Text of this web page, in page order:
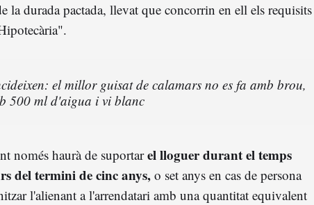
la durada pactada, llevat que concorrin en ell els requisits
el millor guisat de calamars no es fa amb brou,
500 ml d'aigua i vi blanc
només haurà de suportarel lloguerdurant el temps
del termini de cinc anys, o set anys en cas de persona
l'alienant a l'arrendatari amb una quantitat equivalent